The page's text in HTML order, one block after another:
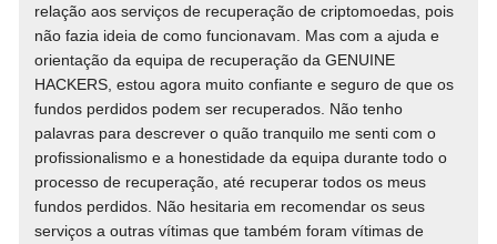
relação aos serviços de recuperação de criptomoedas, pois
não fazia ideia de como funcionavam. Mas com a ajuda e
orientação da equipa de recuperação da GENUINE
HACKERS, estou agora muito confiante e seguro de que os
fundos perdidos podem ser recuperados. Não tenho
palavras para descrever o quão tranquilo me senti com o
profissionalismo e a honestidade da equipa durante todo o
processo de recuperação, até recuperar todos os meus
fundos perdidos. Não hesitaria em recomendar os seus
serviços a outras vítimas que também foram vítimas de